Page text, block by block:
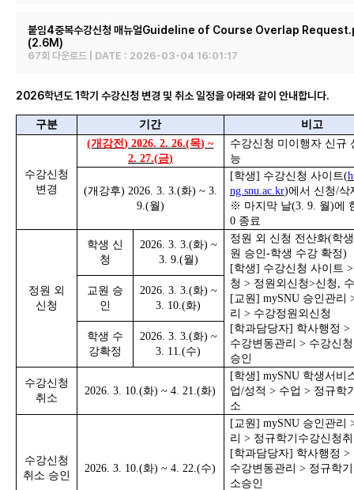
붙임4중복수강신청 매뉴얼Guideline of Course Overlap
(2.6M)
67회 다운로드 | DATE : 2026-03-04 16:01:17
2026학년도 1학기 수강신청 변경 및 취소 일정을 아래와 같이 안내합니다.
구분 기간 비고
수강신청
변경
(개강전) 2026. 2. 26.(목) ~
2. 27.(금)
수강신청 미이행자 신규
능
(개강후) 2026. 3. 3.(화) ~ 3.
9.(월)
[학생] 수강신청 사이트(
ng.snu.ac.kr)에서 신청/삭
※ 마지막 날(3. 9. 월)에
0 종료
정원 외
신청
학생 신
청
2026. 3. 3.(화) ~
3. 9.(월)
정원 외 신청 전산화(학
원 승인-학생 수강 확정)
[학생] 수강신청 사이트
청 > 정원외신청>신청 ,
[교원] mySNU 승인관리
리 > 수강정원외신청
[학과담당자] 학사행정 >
수강변동관리 > 수강신
승인
교원 승
인
2026. 3. 3.(화) ~
3. 10.(화)
학생 수
강확정
2026. 3. 3.(화) ~
3. 11.(수)
수강신청
취소
2026. 3. 10.(화) ~ 4. 21.(화)
[학생] mySNU 학생서비
업/성적 > 수업 > 정규학
소
수강신청
취소 승인
2026. 3. 10.(화) ~ 4. 22.(수)
[교원] mySNU 승인관리
리 > 정규학기수강신청
[학과담당자] 학사행정 >
수강변동관리 > 정규학
소승인